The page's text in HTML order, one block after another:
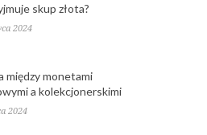
skup złota?
2024
między monetami
a kolekcjonerskimi
2024